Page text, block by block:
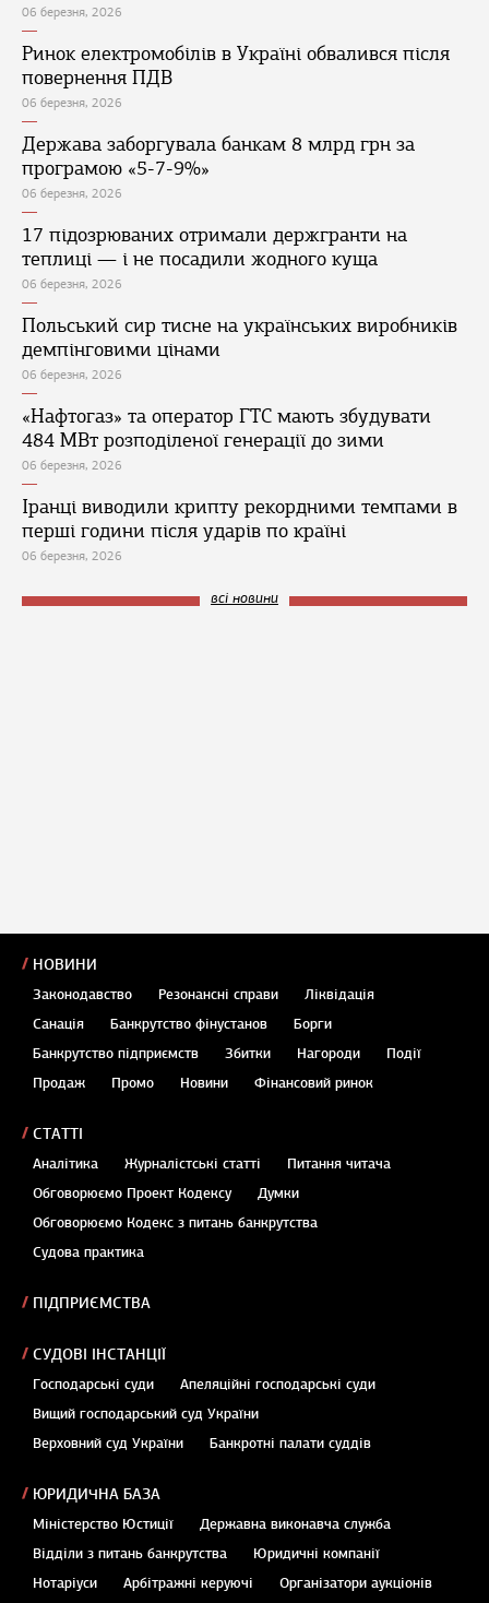
06 березня, 2026
Ринок електромобілів в Україні обвалився після
повернення ПДВ
06 березня, 2026
Держава заборгувала банкам 8 млрд грн за
програмою «5-7-9%»
06 березня, 2026
17 підозрюваних отримали держгранти на
теплиці — і не посадили жодного куща
06 березня, 2026
Польський сир тисне на українських виробників
демпінговими цінами
06 березня, 2026
«Нафтогаз» та оператор ГТС мають збудувати
484 МВт розподіленої генерації до зими
06 березня, 2026
Іранці виводили крипту рекордними темпами в
перші години після ударів по країні
06 березня, 2026
всі новини
НОВИНИ
Законодавство Резонансні справи
Ліквідація
Санація
Банкрутство фінустанов
Борги
Банкрутство підприємств
Збитки Нагороди
Події
Продаж
Промо Новини Фінансовий ринок
СТАТТІ
Аналітика Журналістські статті
Питання читача
Обговорюємо Проект Кодексу
Думки
Обговорюємо Кодекс з питань банкрутства
Судова практика
ПІДПРИЄМСТВА
СУДОВІ ІНСТАНЦІЇ
Господарські суди
Апеляційні господарські суди
Вищий господарський суд України
Верховний суд України
Банкротні палати суддів
ЮРИДИЧНА БАЗА
Міністерство Юстиції
Державна виконавча служба
Відділи з питань банкрутства
Юридичні компанії
Нотаріуси
Арбітражні керуючі Організатори аукціонів